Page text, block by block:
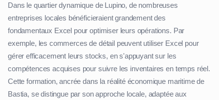
Dans le quartier dynamique de Lupino, de nombreuses
entreprises locales bénéficieraient grandement des
fondamentaux Excel pour optimiser leurs opérations. Par
exemple, les commerces de détail peuvent utiliser Excel pour
gérer efficacement leurs stocks, en s'appuyant sur les
compétences acquises pour suivre les inventaires en temps réel.
Cette formation, ancrée dans la réalité économique maritime de
Bastia, se distingue par son approche locale, adaptée aux